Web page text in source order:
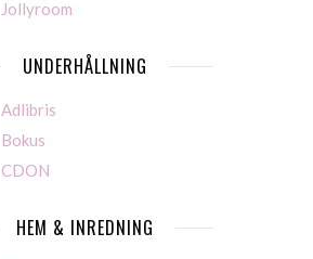
Jollyroom
UNDERHÅLLNING
Adlibris
Bokus
CDON
HEM & INREDNING